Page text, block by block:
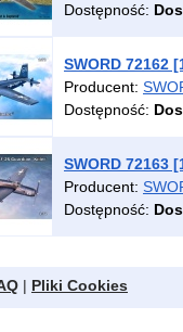
Dostępność:
SWORD 72162
Producent:
Dostępność:
SWORD 72163
Producent:
Dostępność:
| Pliki Cookies